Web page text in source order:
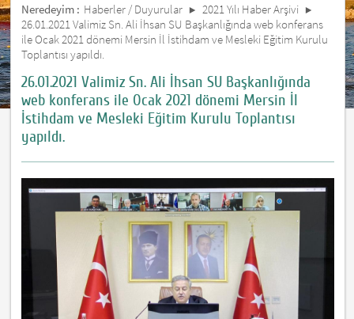
Neredeyim : Haberler / Duyurular
2021 Yılı Haber Arşivi
26.01.2021 Valimiz Sn. Ali İhsan SU Başkanlığında web konferans
ile Ocak 2021 dönemi Mersin İl İstihdam ve Mesleki Eğitim Kurulu
Toplantısı yapıldı.
26.01.2021 Valimiz Sn. Ali İhsan SU Başkanlığında
web konferans ile Ocak 2021 dönemi Mersin İl
İstihdam ve Mesleki Eğitim Kurulu Toplantısı
yapıldı.